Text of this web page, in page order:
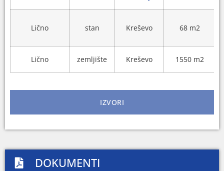
Lično stan Kreševo 68 m2
Lično zemljište Kreševo 1550 m2
IZVORI
DOKUMENTI